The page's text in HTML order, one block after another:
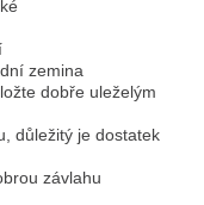
zemina
dobře uleželým
důležitý je dostatek
závlahu